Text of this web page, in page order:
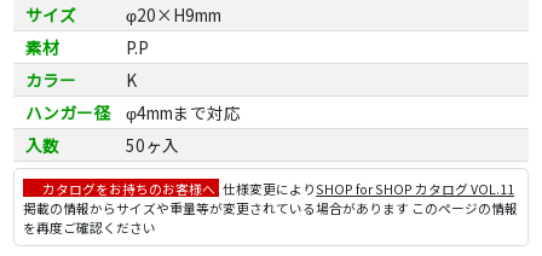
サイズ
φ20×H9mm
素材
P.P
カラー
K
ハンガー径
φ4mmまで対応
入数
50ヶ入
カタログをお持ちのお客様へ 仕様変更によりSHOP for SHOP カタログ VOL.11
掲載の情報からサイズや重量等が変更されている場合があります このページの情報
を再度ご確認ください